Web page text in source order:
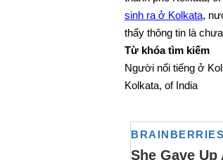
sinh ra ở Kolkata,
thấy thông tin là
Từ khóa tìm kiếm
Người nổi tiếng ở
Kolkata, of India